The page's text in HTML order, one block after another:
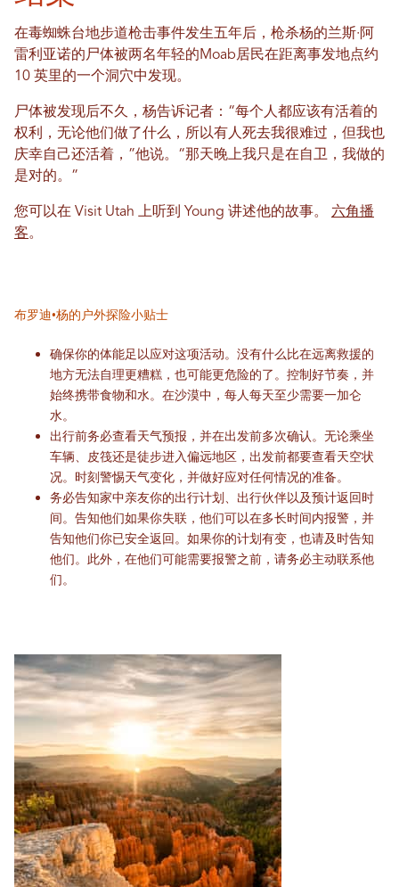
在毒蜘蛛台地步道枪击事件发生五年后，枪杀杨的兰斯·阿
雷利亚诺的尸体被两名年轻的Moab居民在距离事发地点约
10 英里的一个洞穴中发现。
尸体被发现后不久，杨告诉记者：“每个人都应该有活着的
权利，无论他们做了什么，所以有人死去我很难过，但我也
庆幸自己还活着，”他说。“那天晚上我只是在自卫，我做的
是对的。”
您可以在 Visit Utah 上听到 Young 讲述他的故事。 六角播
客。
布罗迪·杨的户外探险小贴士
确保你的体能足以应对这项活动。没有什么比在远离救援的
地方无法自理更糟糕，也可能更危险的了。控制好节奏，并
始终携带食物和水。在沙漠中，每人每天至少需要一加仑
水。
出行前务必查看天气预报，并在出发前多次确认。无论乘坐
车辆、皮筏还是徒步进入偏远地区，出发前都要查看天空状
况。时刻警惕天气变化，并做好应对任何情况的准备。
务必告知家中亲友你的出行计划、出行伙伴以及预计返回时
间。告知他们如果你失联，他们可以在多长时间内报警，并
告知他们你已安全返回。如果你的计划有变，也请及时告知
他们。此外，在他们可能需要报警之前，请务必主动联系他
们。